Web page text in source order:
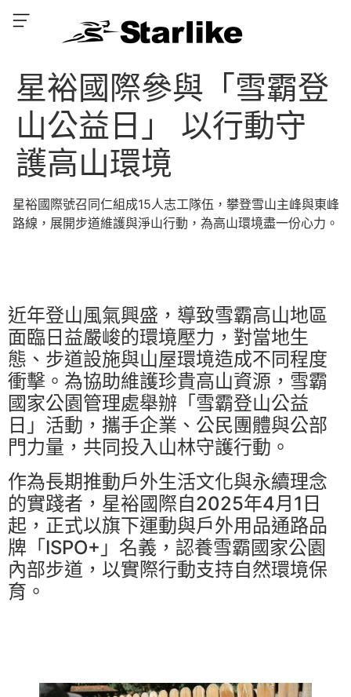
星裕國際參與「雪霸登
山公益日」 以行動守
護高山環境
星裕國際號召同仁組成15人志工隊伍，攀登雪山主峰與東峰
路線，展開步道維護與淨山行動，為高山環境盡一份心力。
近年登山風氣興盛，導致雪霸高山地區
面臨日益嚴峻的環境壓力，對當地生
態、步道設施與山屋環境造成不同程度
衝擊。為協助維護珍貴高山資源，雪霸
國家公園管理處舉辦「雪霸登山公益
日」活動，攜手企業、公民團體與公部
門力量，共同投入山林守護行動。
作為長期推動戶外生活文化與永續理念
的實踐者，星裕國際自2025年4月1日
起，正式以旗下運動與戶外用品通路品
牌「ISPO+」名義，認養雪霸國家公園
內部步道，以實際行動支持自然環境保
育。